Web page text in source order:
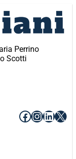
Perrino
Scotti
Facebook
X